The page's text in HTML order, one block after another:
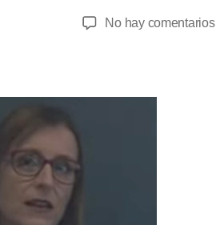
No hay comentarios